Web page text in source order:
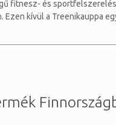
fitnesz- és
kívül a Treenikauppa